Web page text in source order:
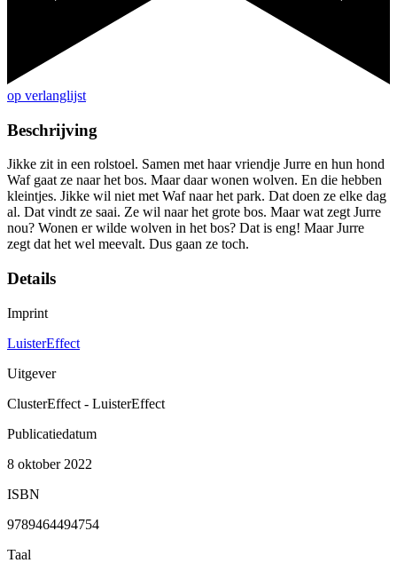
op verlanglijst
Beschrijving
Jikke zit in een rolstoel. Samen met haar vriendje Jurre en hun hond
Waf gaat ze naar het bos. Maar daar wonen wolven. En die hebben
kleintjes. Jikke wil niet met Waf naar het park. Dat doen ze elke dag
al. Dat vindt ze saai. Ze wil naar het grote bos. Maar wat zegt Jurre
nou? Wonen er wilde wolven in het bos? Dat is eng! Maar Jurre
zegt dat het wel meevalt. Dus gaan ze toch.
Details
Imprint
LuisterEffect
Uitgever
ClusterEffect - LuisterEffect
Publicatiedatum
8 oktober 2022
ISBN
9789464494754
Taal